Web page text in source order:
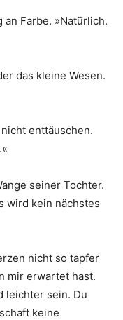
an Farbe. »Natürlich.
das kleine Wesen.
enttäuschen.
seiner Tochter.
wird kein nächstes
nicht so tapfer
mir erwartet hast.
leichter sein. Du
keine